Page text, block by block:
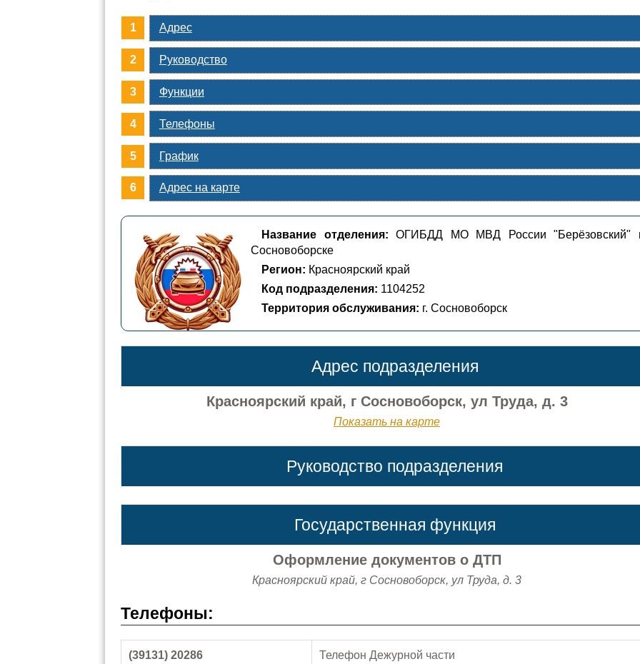
Адрес
Руководство
Функции
Телефоны
График
Адрес на карте
Название отделения: ОГИБДД МО МВД России "Берёзовский"
Сосновоборске
Регион: Красноярский край
Код подразделения: 1104252
Территория обслуживания: г. Сосновоборск
Адрес подразделения
Красноярский край, г Сосновоборск, ул Труда, д. 3
Показать на карте
Руководство подразделения
Государственная функция
Оформление документов о ДТП
Красноярский край, г Сосновоборск, ул Труда, д. 3
Телефоны:
(39131) 20286 Телефон Дежурной части